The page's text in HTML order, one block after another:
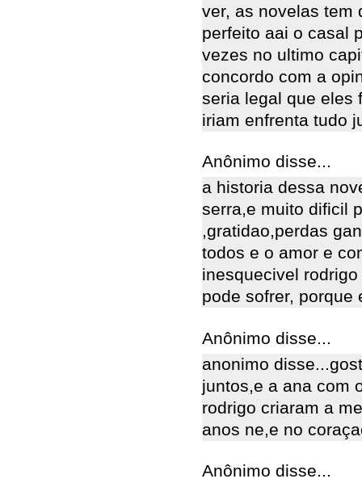
ver, as novelas tem
perfeito aai o casal
vezes no ultimo
concordo com a
seria legal que eles
iriam enfrenta tudo
Anônimo disse...
a historia dessa
serra,e muito dificil
,gratidao,perdas
todos e o amor e
inesquecivel
pode sofrer, porque
Anônimo disse...
anonimo
juntos,e a ana com
rodrigo criaram a
anos ne,e no
Anônimo disse...